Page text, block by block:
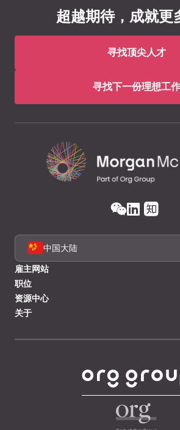
超越期待，成就更
寻找顶尖人才
寻找下一份理想工作
中国大陆
雇主网站
职位
资源中心
关于